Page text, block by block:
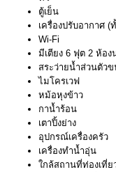
ตู้เย็น
เครื่องปรับอากาศ (
Wi-Fi
มีเตียง 6 ฟุต 2 ห้อ
สระว่ายน้ำส่วนตัว
ไมโครเวฟ
หม้อหุงข้าว
กาน้ำร้อน
เตาปิ้งย่าง
อุปกรณ์เครื่องครัว
เครื่องทำน้ำอุ่น
ใกล้สถานที่ท่องเที่